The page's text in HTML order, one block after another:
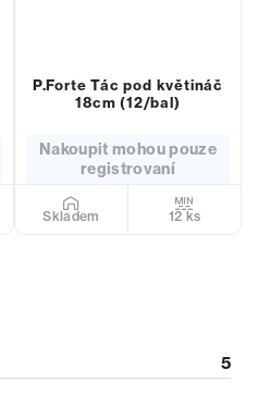
P.Forte Tác pod květináč
18cm (12/bal)
Nakoupit mohou pouze
registrovaní
Skladem 12 ks
5